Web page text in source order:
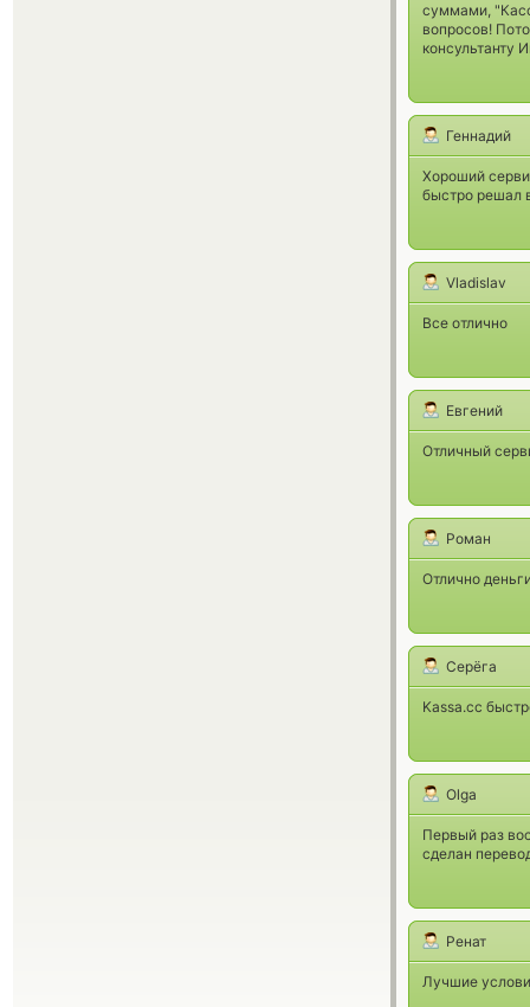
суммами,
вопросов!
консультанту
Геннадий
Хороший
быстро решал
Vladislav
Все отлично
Евгений
Отличный
Роман
Отлично
Серёга
Kassa.cc
Olga
Первый раз
сделан
Ренат
Лучшие